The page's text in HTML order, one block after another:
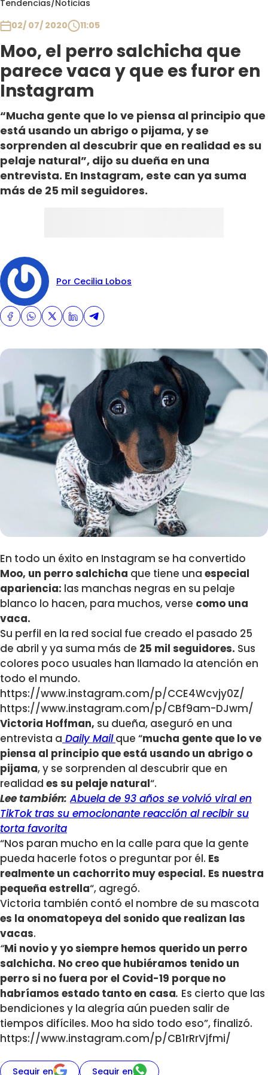
Tendencias/Noticias
02/ 07/ 2020
11:05
Moo, el perro salchicha que
parece vaca y que es furor en
Instagram
“Mucha gente que lo ve piensa al principio que
está usando un abrigo o pijama, y se
sorprenden al descubrir que en realidad es su
pelaje natural”, dijo su dueña en una
entrevista. En Instagram, este can ya suma
más de 25 mil seguidores.
Por Cecilia Lobos
En todo un éxito en Instagram se ha convertido
Moo, un perro salchicha que tiene una especial
apariencia: las manchas negras en su pelaje
blanco lo hacen, para muchos, verse como una
vaca.
Su perfil en la red social fue creado el pasado 25
de abril y ya suma más de 25 mil seguidores. Sus
colores poco usuales han llamado la atención en
todo el mundo.
https://www.instagram.com/p/CCE4Wcvjy0Z/
https://www.instagram.com/p/CBf9am-DJwm/
Victoria Hoffman, su dueña, aseguró en una
entrevista a Daily Mail que “mucha gente que lo ve
piensa al principio que está usando un abrigo o
pijama, y se sorprenden al descubrir que en
realidad es su pelaje natural“.
Lee también: Abuela de 93 años se volvió viral en
TikTok tras su emocionante reacción al recibir su
torta favorita
“Nos paran mucho en la calle para que la gente
pueda hacerle fotos o preguntar por él. Es
realmente un cachorrito muy especial. Es nuestra
pequeña estrella“, agregó.
Victoria también contó el nombre de su mascota
es la onomatopeya del sonido que realizan las
vacas.
“Mi novio y yo siempre hemos querido un perro
salchicha. No creo que hubiéramos tenido un
perro si no fuera por el Covid-19 porque no
habríamos estado tanto en casa. Es cierto que las
bendiciones y la alegría aún pueden salir de
tiempos difíciles. Moo ha sido todo eso”, finalizó.
https://www.instagram.com/p/CB1rRrVjfmi/
Seguir en Seguir en
Club De La Comedia
Contigo en Directo
Plan Perfecto
El Tiempo
Sabingo
Todos Los Programas